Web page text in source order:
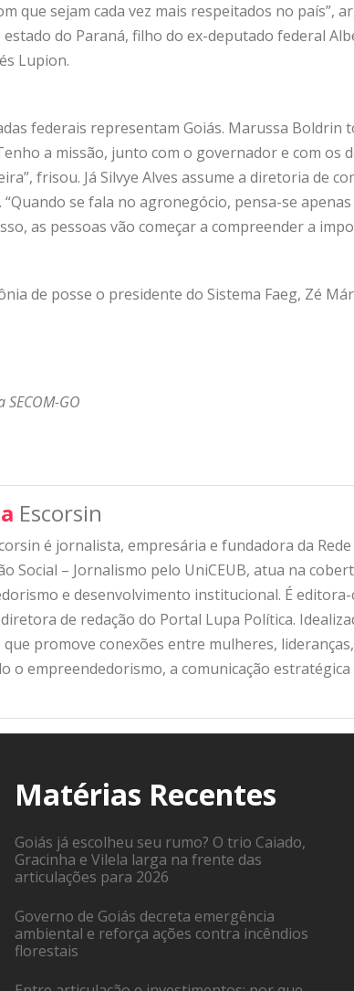
que sejam cada vez mais respeitados no país”,
do Paraná, filho do ex-deputado federal
Lupion.
federais representam Goiás. Marussa Boldrin
a missão, junto com o governador e com os
frisou. Já Silvye Alves assume a diretoria de
se fala no agronegócio, pensa-se
as pessoas vão começar a compreender a
de posse o presidente do Sistema Faeg, Zé
GO
Escorsin
é jornalista, empresária e fundadora da
Social – Jornalismo pelo UniCEUB, atua na
e desenvolvimento institucional. É
de redação do Portal Lupa Política.
promove conexões entre mulheres,
o empreendedorismo, a comunicação
Matérias Recentes
Goiás já escolheu seu rumo? O trio Caiado,
Gracinha e Vilela larga na frente das
articulações para 2026
Governo de Goiás decreta emergência
ambiental e reforça ações contra incêndios
florestais